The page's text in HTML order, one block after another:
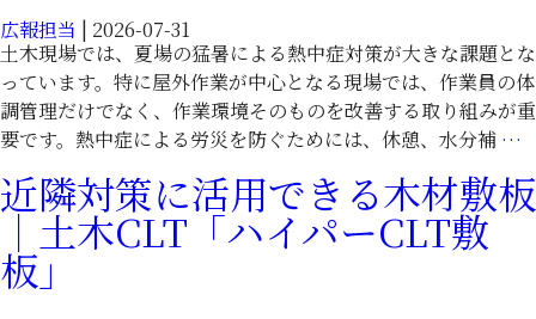
ー
CLT
敷
板」
広報担当 | 2026-07-31
土木現場では、夏場の猛暑による熱中症対策が大きな課題とな
っています。特に屋外作業が中心となる現場では、作業員の体
調管理だけでなく、作業環境そのものを改善する取り組みが重
要です。熱中症による労災を防ぐためには、休憩、水分補 …
近隣対策に活用できる木材敷板
｜土木CLT「ハイパーCLT敷
板」